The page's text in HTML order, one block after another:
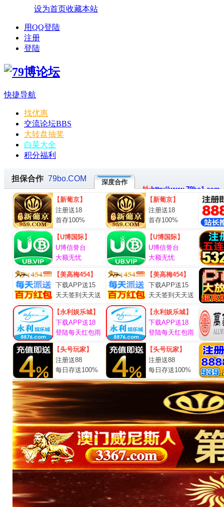
设为首页收藏本站
用QQ登陆
注册
登陆
快捷导航
找优惠
交流论坛BBS
大转盘抽奖
白菜大全
积分福利